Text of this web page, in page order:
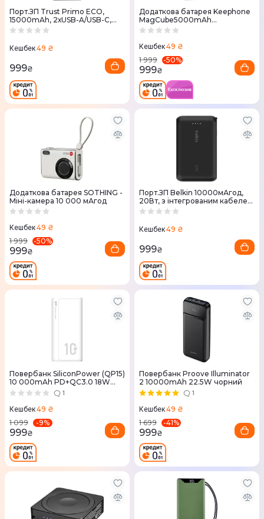
Порт.ЗП Trust Primo ECO,
15000mAh, 2хUSB-A/USB-C,
15W, чорний
Кешбек49 ₴
999₴
Додаткова батарея Keephone
MagCube5000mAh
Titanium(KPMAGPB-36TM)
Кешбек49 ₴
1 999
-50%
999₴
Додаткова батарея SOTHING -
Міні-камера 10 000 мАгод
Кешбек49 ₴
1 999
-50%
999₴
Порт.ЗП Belkin 10000мАгод,
20Вт, з інтегрованим кабелем
USB-C, чорний
Кешбек49 ₴
999₴
Повербанк SiliconPower (QP15)
10 000mAh PD+QC3.0 18W
бiлий
1
Кешбек49 ₴
1 099
-9%
999₴
Повербанк Proove Illuminator
2 10000mAh 22.5W чорний
1
Кешбек49 ₴
1 699
-41%
999₴